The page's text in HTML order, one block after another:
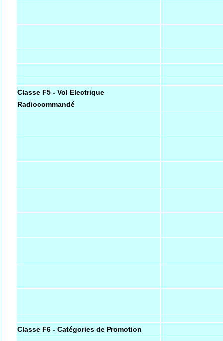
Classe F5 - Vol Electrique
Radiocommandé
Classe F6 - Catégories de Promotion